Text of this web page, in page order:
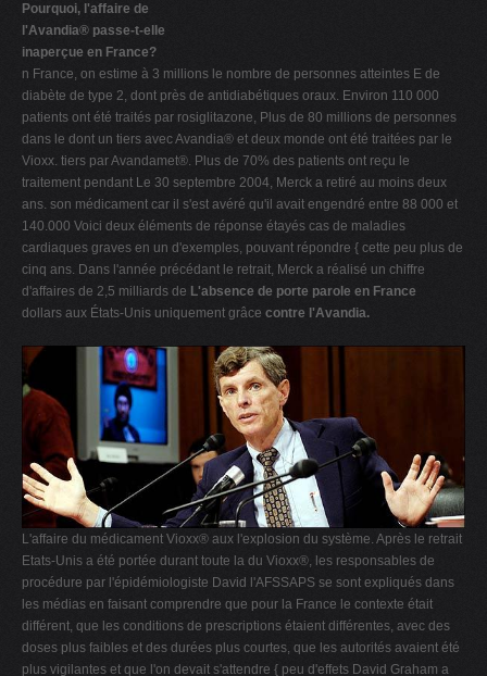
Pourquoi, l'affaire de
l'Avandia® passe-t-elle
inaperçue en France?
n France, on estime à 3 millions le nombre de personnes atteintes E de
diabète de type 2, dont près de antidiabétiques oraux. Environ 110 000
patients ont été traités par rosiglitazone, Plus de 80 millions de personnes
dans le dont un tiers avec Avandia® et deux monde ont été traitées par le
Vioxx. tiers par Avandamet®. Plus de 70% des patients ont reçu le
traitement pendant Le 30 septembre 2004, Merck a retiré au moins deux
ans. son médicament car il s'est avéré qu'il avait engendré entre 88 000 et
140.000 Voici deux éléments de réponse étayés cas de maladies
cardiaques graves en un d'exemples, pouvant répondre { cette peu plus de
cinq ans. Dans l'année précédant le retrait, Merck a réalisé un chiffre
d'affaires de 2,5 milliards de L'absence de porte parole en France
dollars aux États-Unis uniquement grâce contre l'Avandia.
L'affaire du médicament Vioxx® aux l'explosion du système. Après le retrait
Etats-Unis a été portée durant toute la du Vioxx®, les responsables de
procédure par l'épidémiologiste David l'AFSSAPS se sont expliqués dans
les médias en faisant comprendre que pour la France le contexte était
différent, que les conditions de prescriptions étaient différentes, avec des
doses plus faibles et des durées plus courtes, que les autorités avaient été
plus vigilantes et que l'on devait s'attendre { peu d'effets David Graham a